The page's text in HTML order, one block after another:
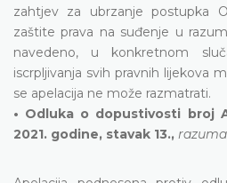
zahtjev za ubrzanje postupka
zaštite prava na suđenje u
navedeno, u konkretnom
iscrpljivanja svih pravnih lijekova
se apelacija ne može razmatrati.
• Odluka o dopustivosti broj
2021. godine, stavak 13.,